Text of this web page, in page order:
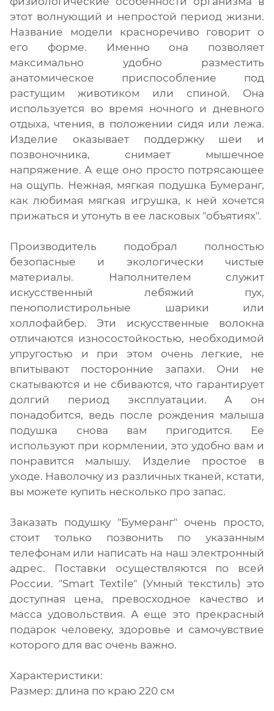
этот волнующий и непростой период жизни.
Название модели красноречиво говорит о
его форме. Именно она позволяет
максимально удобно разместить
анатомическое приспособление под
растущим животиком или спиной. Она
используется во время ночного и дневного
отдыха, чтения, в положении сидя или лежа.
Изделие оказывает поддержку шеи и
позвоночника, снимает мышечное
напряжение. А еще оно просто потрясающее
на ощупь. Нежная, мягкая подушка Бумеранг,
как любимая мягкая игрушка, к ней хочется
прижаться и утонуть в ее ласковых "объятиях".
Производитель подобрал полностью
безопасные и экологически чистые
материалы. Наполнителем служит
искусственный лебяжий пух,
пенополистирольные шарики или
холлофайбер. Эти искусственные волокна
отличаются износостойкостью, необходимой
упругостью и при этом очень легкие, не
впитывают посторонние запахи. Они не
скатываются и не сбиваются, что гарантирует
долгий период эксплуатации. А он
понадобится, ведь после рождения малыша
подушка снова вам пригодится. Ее
используют при кормлении, это удобно вам и
понравится малышу. Изделие простое в
уходе. Наволочку из различных тканей, кстати,
вы можете купить несколько про запас.
Заказать подушку "Бумеранг" очень просто,
стоит только позвонить по указанным
телефонам или написать на наш электронный
адрес. Поставки осуществляются по всей
России. "Smart Textile" (Умный текстиль) это
доступная цена, превосходное качество и
масса удовольствия. А еще это прекрасный
подарок человеку, здоровье и самочувствие
которого для вас очень важно.
Характеристики:
Размер: длина по краю 220 см